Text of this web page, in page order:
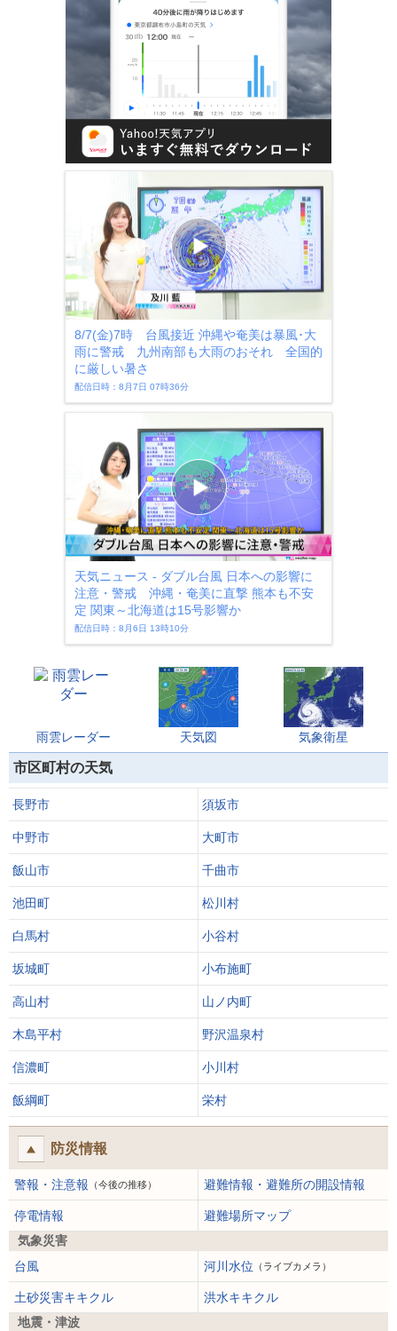
8/7(金)7時 台風接近 沖縄や奄美は暴風･大
雨に警戒 九州南部も大雨のおそれ 全国的
に厳しい暑さ
配信日時：8月7日 07時36分
天気ニュース - ダブル台風 日本への影響に
注意・警戒 沖縄・奄美に直撃 熊本も不安
定 関東～北海道は15号影響か
配信日時：8月6日 13時10分
雨雲レーダー 天気図 気象衛星
市区町村の天気
長野市 須坂市
中野市 大町市
飯山市 千曲市
池田町 松川村
白馬村 小谷村
坂城町 小布施町
高山村 山ノ内町
木島平村 野沢温泉村
信濃町 小川村
飯綱町 栄村
防災情報
警報・注意報 （今後の推移） 避難情報・避難所の開設情報
停電情報
避難場所マップ
気象災害
台風
河川水位 （ライブカメラ）
土砂災害キキクル
洪水キキクル
地震・津波